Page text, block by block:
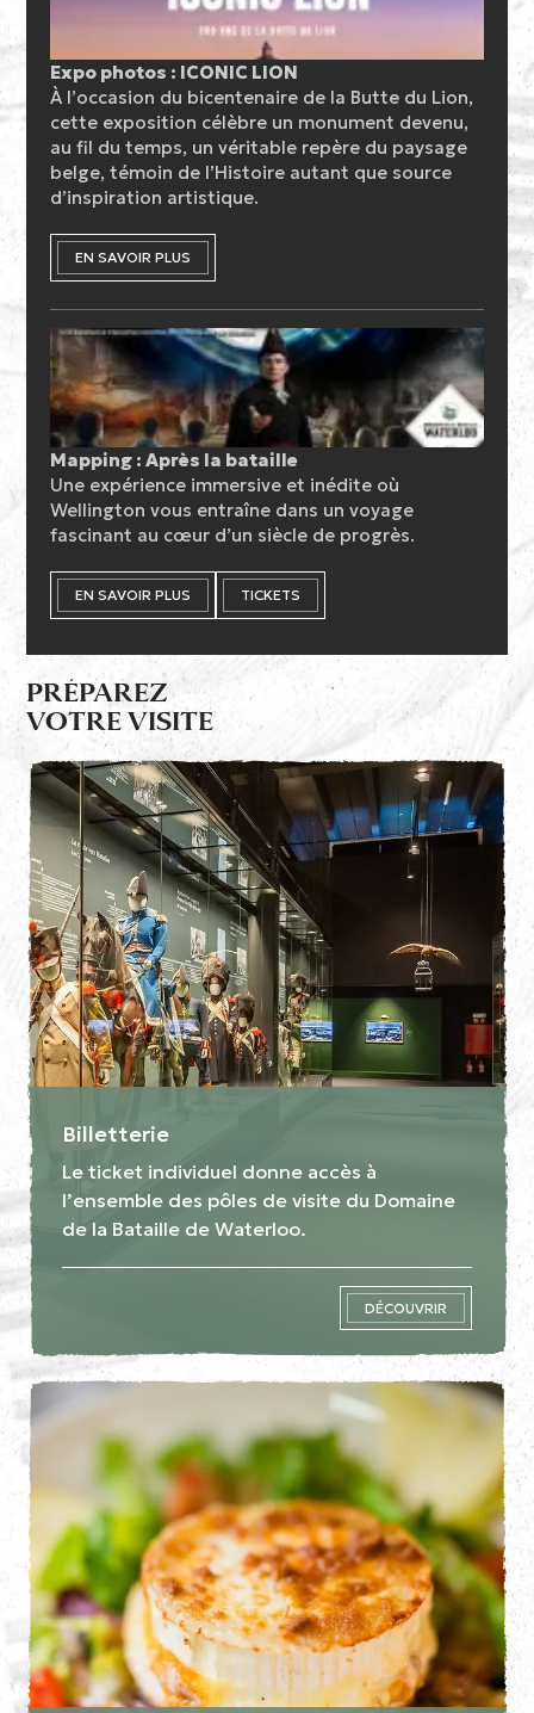
Expo photos : ICONIC LION
À l’occasion du bicentenaire de la Butte du Lion,
cette exposition célèbre un monument devenu,
au fil du temps, un véritable repère du paysage
belge, témoin de l’Histoire autant que source
d’inspiration artistique.
EN SAVOIR PLUS
Mapping : Après la bataille
Une expérience immersive et inédite où
Wellington vous entraîne dans un voyage
fascinant au cœur d’un siècle de progrès.
EN SAVOIR PLUS TICKETS
PRÉPAREZ
VOTRE VISITE
Billetterie
Le ticket individuel donne accès à
l’ensemble des pôles de visite du Domaine
de la Bataille de Waterloo.
DÉCOUVRIR